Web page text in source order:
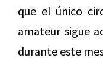
que el único
amateur sigue
durante este